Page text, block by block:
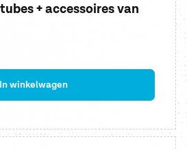
+ accessoires van
In winkelwagen